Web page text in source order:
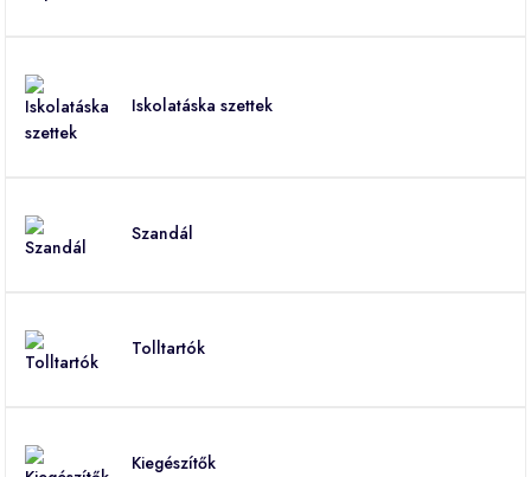
Iskolatáska szettek
Szandál
Tolltartók
Kiegészítők